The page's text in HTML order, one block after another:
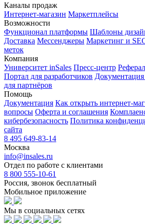
Каналы продаж
Интернет-магазин Маркетплейсы
Возможности
Функционал платформы Шаблоны
Доставка Мессенджеры Маркетинг и
меток
Компания
Университет inSales Пресс-центр
Портал для разработчиков
для партнёров
Помощь
Документация Как открыть интернет-
вопросы Оферта и соглашения
кибербезопасность Политика
сайта
8 495 649-83-14
Москва
info@insales.ru
Отдел по работе с клиентами
8 800 555-10-61
Россия, звонок бесплатный
Мобильное приложение
Мы в социальных сетях